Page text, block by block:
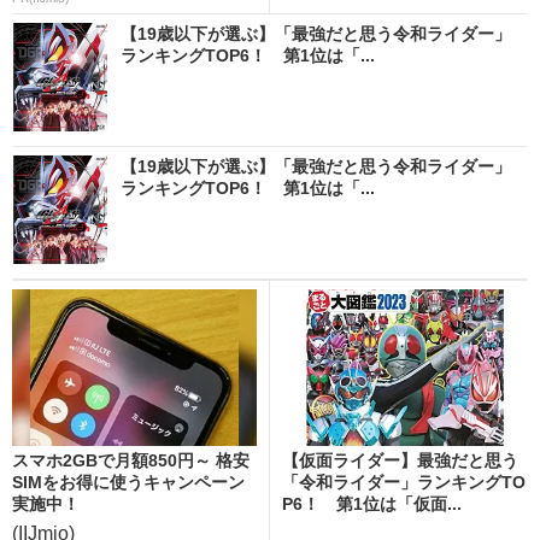
【19歳以下が選ぶ】「最強だと思う令和ライダー」
ランキングTOP6！ 第1位は「...
【19歳以下が選ぶ】「最強だと思う令和ライダー」
ランキングTOP6！ 第1位は「...
スマホ2GBで月額850円～ 格安
SIMをお得に使うキャンペーン
実施中！
(IIJmio)
【仮面ライダー】最強だと思う
「令和ライダー」ランキングTO
P6！ 第1位は「仮面...